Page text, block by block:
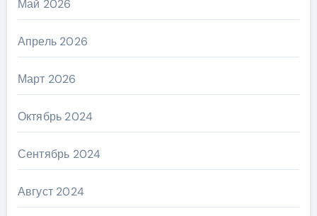
Май 2026
Апрель 2026
Март 2026
Октябрь 2024
Сентябрь 2024
Август 2024